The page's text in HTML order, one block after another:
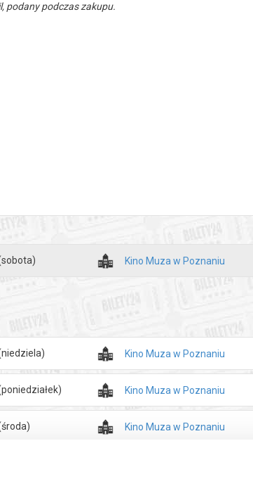
podany podczas zakupu.
Kino Muza w Poznaniu
Kino Muza w Poznaniu
Kino Muza w Poznaniu
Kino Muza w Poznaniu